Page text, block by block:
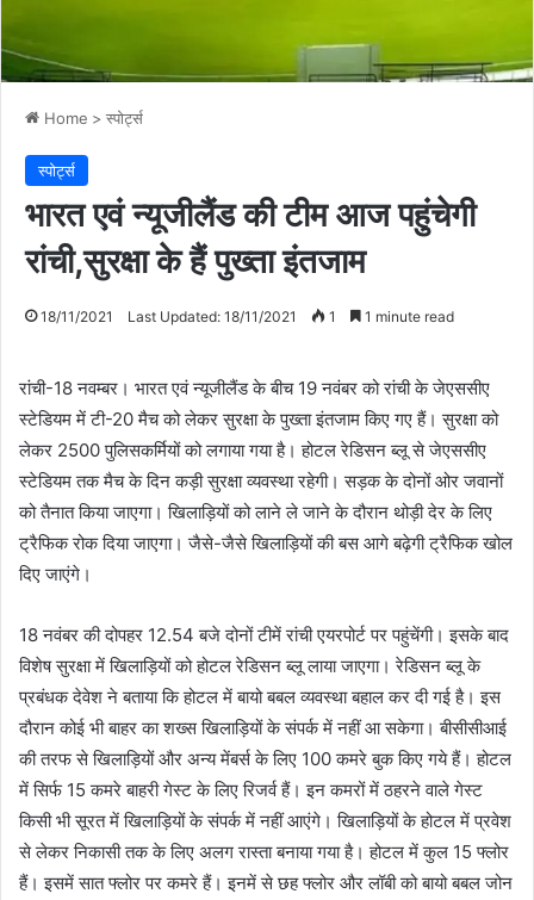
Home > स्पोर्ट्स
स्पोर्ट्स
भारत एवं न्यूजीलैंड की टीम आज पहुंचेगी
रांची,सुरक्षा के हैं पुख्ता इंतजाम
18/11/2021 Last Updated: 18/11/2021 1 1 minute read
रांची-18 नवम्बर। भारत एवं न्यूजीलैंड के बीच 19 नवंबर को रांची के जेएससीए
स्टेडियम में टी-20 मैच को लेकर सुरक्षा के पुख्ता इंतजाम किए गए हैं। सुरक्षा को
लेकर 2500 पुलिसकर्मियों को लगाया गया है। होटल रेडिसन ब्लू से जेएससीए
स्टेडियम तक मैच के दिन कड़ी सुरक्षा व्यवस्था रहेगी। सड़क के दोनों ओर जवानों
को तैनात किया जाएगा। खिलाड़ियों को लाने ले जाने के दौरान थोड़ी देर के लिए
ट्रैफिक रोक दिया जाएगा। जैसे-जैसे खिलाड़ियों की बस आगे बढ़ेगी ट्रैफिक खोल
दिए जाएंगे।
18 नवंबर की दोपहर 12.54 बजे दोनों टीमें रांची एयरपोर्ट पर पहुंचेंगी। इसके बाद
विशेष सुरक्षा में खिलाड़ियों को होटल रेडिसन ब्लू लाया जाएगा। रेडिसन ब्लू के
प्रबंधक देवेश ने बताया कि होटल में बायो बबल व्यवस्था बहाल कर दी गई है। इस
दौरान कोई भी बाहर का शख्स खिलाड़ियों के संपर्क में नहीं आ सकेगा। बीसीसीआई
की तरफ से खिलाड़ियों और अन्य मेंबर्स के लिए 100 कमरे बुक किए गये हैं। होटल
में सिर्फ 15 कमरे बाहरी गेस्ट के लिए रिजर्व हैं। इन कमरों में ठहरने वाले गेस्ट
किसी भी सूरत में खिलाड़ियों के संपर्क में नहीं आएंगे। खिलाड़ियों के होटल में प्रवेश
से लेकर निकासी तक के लिए अलग रास्ता बनाया गया है। होटल में कुल 15 फ्लोर
हैं। इसमें सात फ्लोर पर कमरे हैं। इनमें से छह फ्लोर और लॉबी को बायो बबल जोन